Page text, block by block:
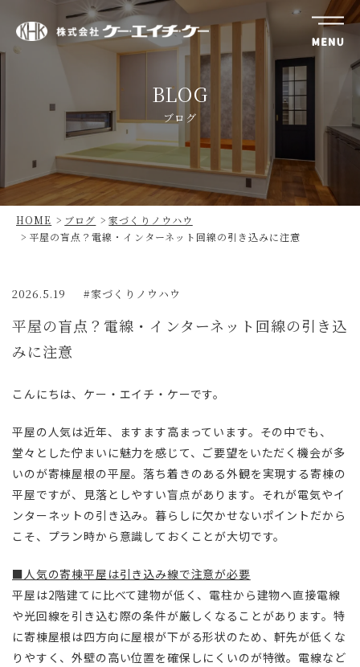
株
チ・
ケ
BLOG
ブログ
HOME ブログ
家づくりノウハウ
平屋の盲点？電線・インターネット回線の引き込みに注意
2026.5.19 家づくりノウハウ
平屋の盲点？電線・インターネット回線の引き込
みに注意
こんにちは、ケー・エイチ・ケーです。
平屋の人気は近年、ますます高まっています。その中でも、
堂々とした佇まいに魅力を感じて、ご要望をいただく機会が多
いのが寄棟屋根の平屋。落ち着きのある外観を実現する寄棟の
平屋ですが、見落としやすい盲点があります。それが電気やイ
ンターネットの引き込み。暮らしに欠かせないポイントだから
こそ、プラン時から意識しておくことが大切です。
■人気の寄棟平屋は引き込み線で注意が必要
平屋は2階建てに比べて建物が低く、電柱から建物へ直接電線
や光回線を引き込む際の条件が厳しくなることがあります。特
に寄棟屋根は四方向に屋根が下がる形状のため、軒先が低くな
りやすく、外壁の高い位置を確保しにくいのが特徴。電線など